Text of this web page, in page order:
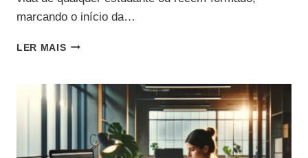
marcando o início da…
LER MAISDOCUMENTOS
GUIA
COMPLETO
PARA
ERRAR